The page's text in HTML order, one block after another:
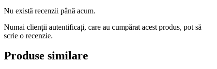
Nu există recenzii până acum.
Numai clienții autentificați, care au cumpărat acest produs, pot să
scrie o recenzie.
Produse similare